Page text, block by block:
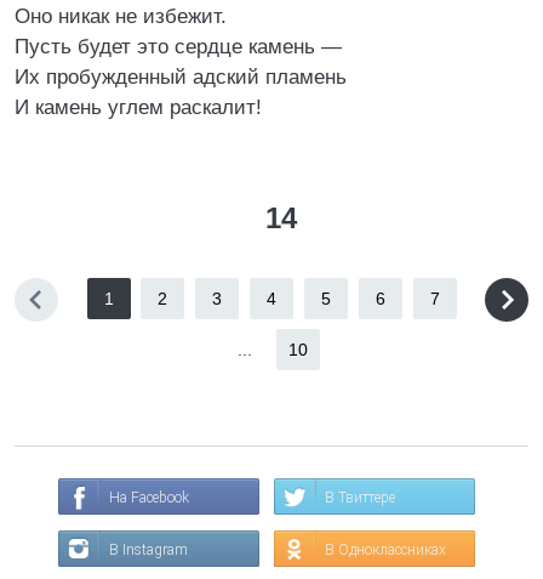
Оно никак не избежит.
Пусть будет это сердце камень —
Их пробужденный адский пламень
И камень углем раскалит!
14
1 2 3 4 5 6 7
10
На Facebook В Твиттере
В Instagram В Одноклассниках